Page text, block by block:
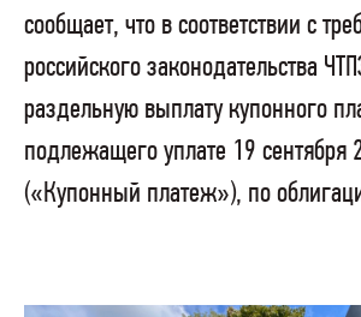
сообщает, что в соответствии с
российского законодательства
раздельную выплату купонного
подлежащего уплате 19 сентября
(«Купонный платеж»), по